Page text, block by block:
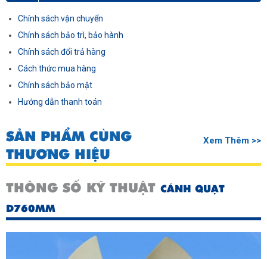
Chính sách vận chuyển
Chính sách bảo trì, bảo hành
Chính sách đổi trả hàng
Cách thức mua hàng
Chính sách bảo mật
Hướng dẫn thanh toán
SẢN PHẨM CÙNG
THƯƠNG HIỆU
Xem Thêm >>
THÔNG SỐ KỸ THUẬT CÁNH QUẠT
D760MM